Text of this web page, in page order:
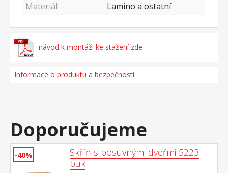
Materiál
Lamino a ostatní
návod k montáži ke stažení zde
Informace o produktu a bezpečnosti
Doporučujeme
-40%
Skříň s posuvnými dveřmi 5223
buk